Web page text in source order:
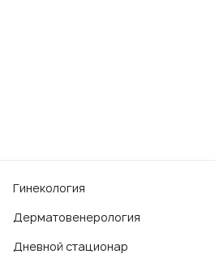
Гинекология
Дерматовенерология
Дневной стационар